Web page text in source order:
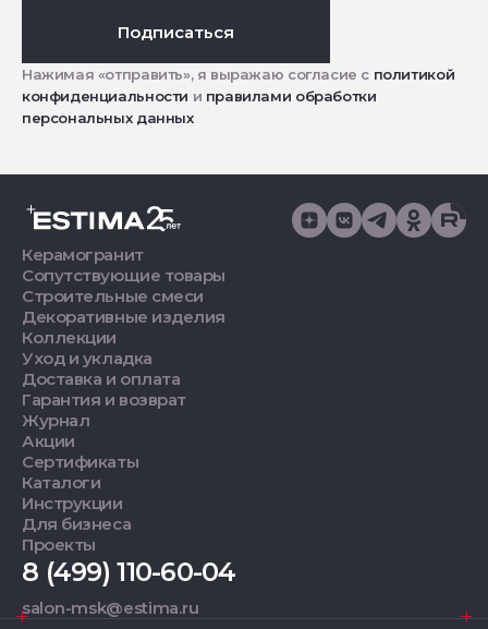
Подписаться
Нажимая «отправить», я выражаю согласие с политикой
конфиденциальности и правилами обработки
персональных данных
Керамогранит
Сопутствующие товары
Строительные смеси
Декоративные изделия
Коллекции
Уход и укладка
Доставка и оплата
Гарантия и возврат
Журнал
Акции
Сертификаты
Каталоги
Инструкции
Для бизнеса
Проекты
8 (499) 110-60-04
salon-msk@estima.ru